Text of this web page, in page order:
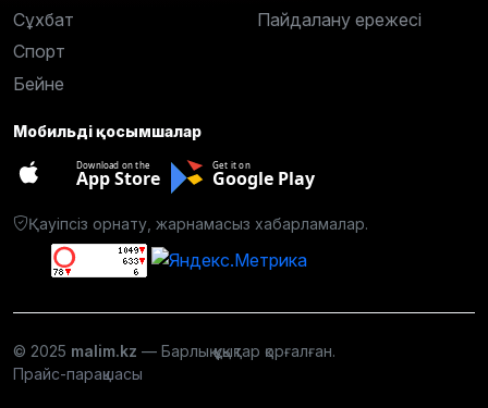
Сұхбат
Спорт
Бейне
Пайдалану ережесі
Мобильді қосымшалар
Download on the
App Store
Get it on
Google Play
Қауіпсіз орнату, жарнамасыз хабарламалар.
© 2025 malim.kz — Барлық құқықтар қорғалған.
Прайс-парақшасы